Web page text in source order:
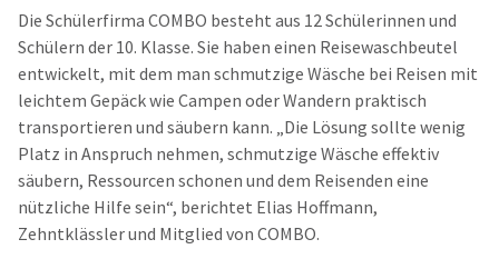
Die Schülerfirma COMBO besteht aus 12 Schülerinnen und
Schülern der 10. Klasse. Sie haben einen Reisewaschbeutel
entwickelt, mit dem man schmutzige Wäsche bei Reisen mit
leichtem Gepäck wie Campen oder Wandern praktisch
transportieren und säubern kann. „Die Lösung sollte wenig
Platz in Anspruch nehmen, schmutzige Wäsche effektiv
säubern, Ressourcen schonen und dem Reisenden eine
nützliche Hilfe sein“, berichtet Elias Hoffmann,
Zehntklässler und Mitglied von COMBO.